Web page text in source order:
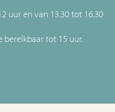
uur en van 13.30 tot 16.30
tot 15 uur.